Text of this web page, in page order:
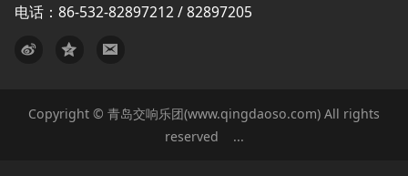
电话：86-532-82897212 / 82897205
Copyright © 青岛交响乐团(www.qingdaoso.com) All rights
reserved ...